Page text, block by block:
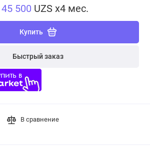
45 500 UZS x4 мес.
Купить
Быстрый заказ
В сравнение